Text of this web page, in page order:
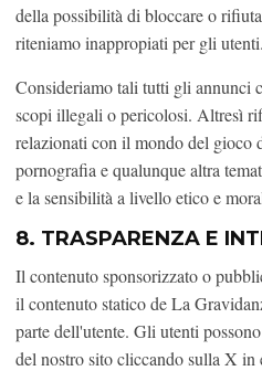
della possibilità di bloccare o
riteniamo inappropiati per gli utenti.
Consideriamo tali tutti gli annunci
scopi illegali o pericolosi. Altresì
relazionati con il mondo del gioco
pornografia e qualunque altra
e la sensibilità a livello etico e
8. TRASPARENZA E
Il contenuto sponsorizzato o
il contenuto statico de La
parte dell'utente. Gli utenti
del nostro sito cliccando sulla X